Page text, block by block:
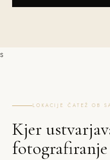
s
LOKACIJE ČATEŽ OB
Kjer